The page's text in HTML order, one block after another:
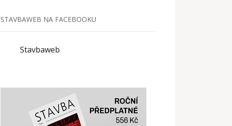
STAVBAWEB NA FACEBOOKU
Stavbaweb